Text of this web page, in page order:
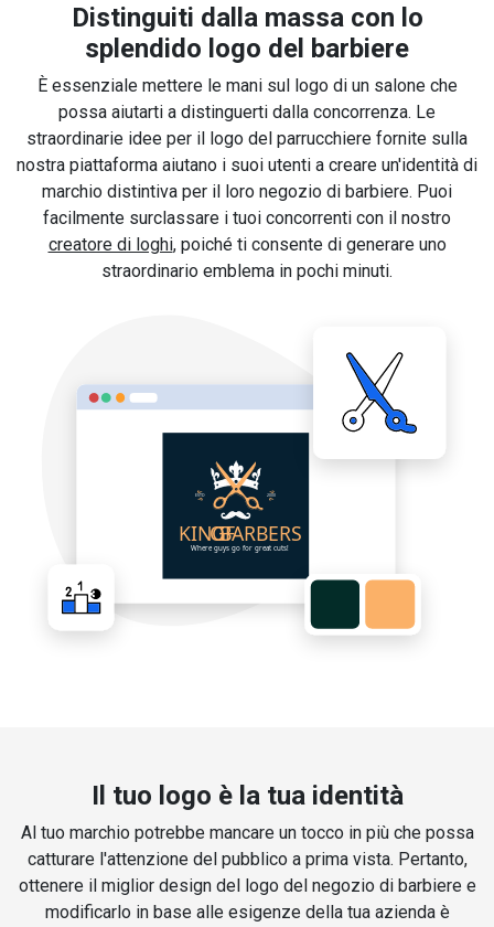
Distinguiti dalla massa con lo
splendido logo del barbiere
È essenziale mettere le mani sul logo di un salone che
possa aiutarti a distinguerti dalla concorrenza. Le
straordinarie idee per il logo del parrucchiere fornite sulla
nostra piattaforma aiutano i suoi utenti a creare un'identità di
marchio distintiva per il loro negozio di barbiere. Puoi
facilmente surclassare i tuoi concorrenti con il nostro
creatore di loghi, poiché ti consente di generare uno
straordinario emblema in pochi minuti.
Il tuo logo è la tua identità
Al tuo marchio potrebbe mancare un tocco in più che possa
catturare l'attenzione del pubblico a prima vista. Pertanto,
ottenere il miglior design del logo del negozio di barbiere e
modificarlo in base alle esigenze della tua azienda è